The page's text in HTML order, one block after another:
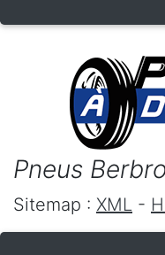
Pneus
Sitemap : XML -